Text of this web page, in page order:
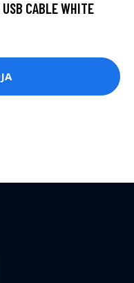
CABLE WHITE